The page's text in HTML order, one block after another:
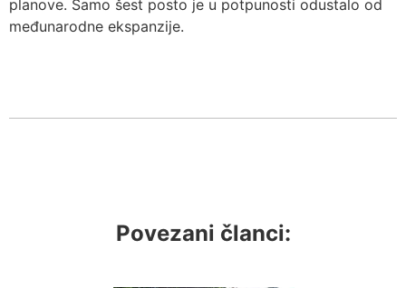
planove. Samo šest posto je u potpunosti odustalo od
međunarodne ekspanzije.
Povezani članci: